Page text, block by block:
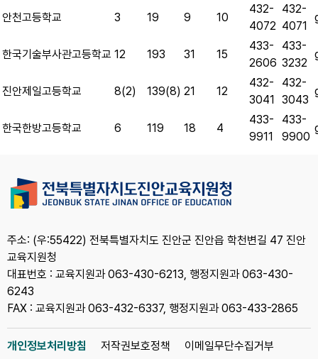
안천고등학교 3 19 9 10
432-
4072
432-
4071
한국기술부사관고등학교 12 193 31 15
433-
2606
433-
3232
진안제일고등학교 8(2) 139(8) 21 12
432-
3041
432-
3043
한국한방고등학교 6 119 18 4
433-
9911
433-
9900
주소: (우:55422) 전북특별자치도 진안군 진안읍 학천변길 47 진안
교육지원청
대표번호 : 교육지원과 063-430-6213, 행정지원과 063-430-
6243
FAX : 교육지원과 063-432-6337, 행정지원과 063-433-2865
개인정보처리방침 저작권보호정책 이메일무단수집거부